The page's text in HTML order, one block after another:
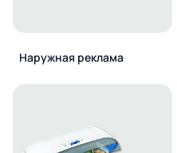
Наружная реклама